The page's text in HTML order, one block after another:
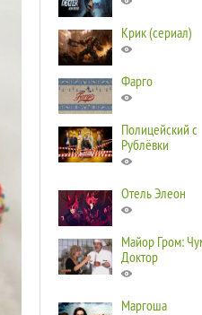
Крик (сериал)
Фарго
Полицейский с
Рублёвки
Отель Элеон
Майор Гром:
Доктор
Маргоша